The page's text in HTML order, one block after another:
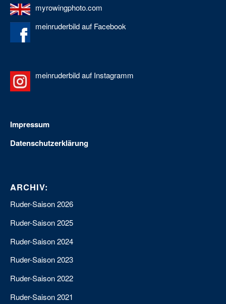
myrowingphoto.com
meinruderbild auf Facebook
meinruderbild auf Instagramm
Impressum
Datenschutzerklärung
ARCHIV:
Ruder-Saison 2026
Ruder-Saison 2025
Ruder-Saison 2024
Ruder-Saison 2023
Ruder-Saison 2022
Ruder-Saison 2021